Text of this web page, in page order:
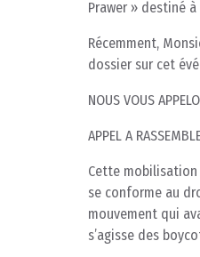
Prawer » destiné à
Récemment,
dossier sur cet
NOUS VOUS
APPEL A
Cette mobilisation
se conforme au
mouvement qui
s’agisse des